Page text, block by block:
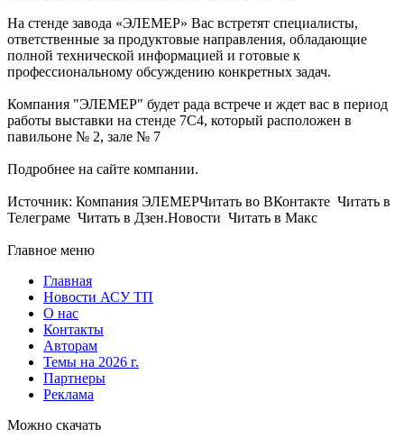
На стенде завода «ЭЛЕМЕР» Вас встретят специалисты,
ответственные за продуктовые направления, обладающие
полной технической информацией и готовые к
профессиональному обсуждению конкретных задач.
Компания "ЭЛЕМЕР" будет рада встрече и ждет вас в период
работы выставки на стенде 7С4, который расположен в
павильоне № 2, зале № 7
Подробнее на сайте компании.
Источник: Компания ЭЛЕМЕРЧитать во ВКонтакте Читать в
Телеграме Читать в Дзен.Новости Читать в Макс
Главное меню
Главная
Новости АСУ ТП
О нас
Контакты
Авторам
Темы на 2026 г.
Партнеры
Реклама
Можно скачать